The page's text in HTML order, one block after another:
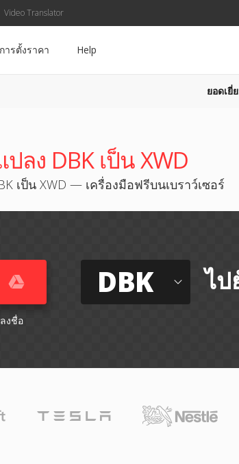
Video Translator
การตั้งราคา Help
ยอดเยี่
ลง DBK เป็น XWD
เป็น XWD — เครื่องมือฟรีบนเบราว์เซอร์
ลงชื่อ
DBK ไป